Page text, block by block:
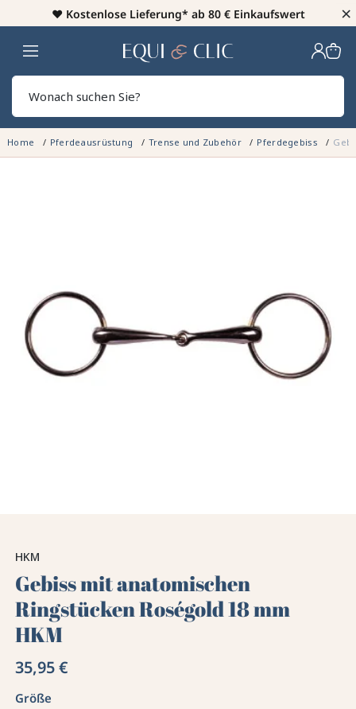
♥️ Kostenlose Lieferung* ab 80 € Einkaufswert ×
Heim
Home Pferdeausrüstung Trense und Zubehör Pferdegebiss
HKM
Gebiss mit anatomischen
Ringstücken Roségold 18 mm
HKM
35,95 €
Größe